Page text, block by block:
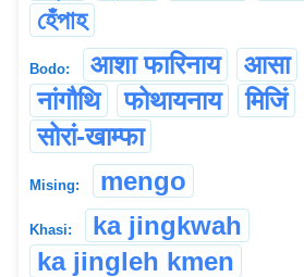
হেঁপাহ
Bodo: आशा फारिनाय आसा
नांगौथि
फोथायनाय मिजिं
सोरां-खाम्फा
Mising: mengo
Khasi:
ka jingkwah
ka jingleh kmen